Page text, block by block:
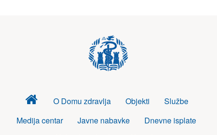
Dom
zdravlja
O Domu zdravlja Objekti
Službe
Medija centar
Javne nabavke
Dnevne isplate